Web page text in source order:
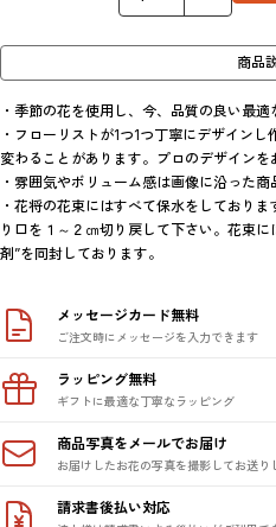
商品
・季節の花を使用し、今、品質の良い最適
・フローリストが1つ1つ丁寧にデザイン
変わることがあります。プロのデザインを
・雰囲気やボリューム感は画像に沿った商
・花将の花束にはすべて保水をしており
り口を１～２㎝切り戻して下さい。花束
メッセージカード無料
ご注文時にメッセージを入力できます
ラッピング無料
ギフトに最適な丁寧なラッピング
商品写真をメールでお届け
お届けしたお花の写真を撮影してお送り
請求書後払い対応